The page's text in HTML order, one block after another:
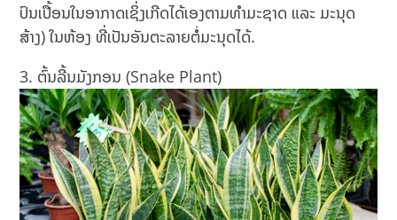
ປົນເປື້ອນໃນອາກາດເຊິ່ງເກີດໄດ້ເອງຕາມທຳມະຊາດ ແລະ ມະນຸດ
ສ້າງ) ໃນຫ້ອງ ທີ່ເປັນອັນຕະລາຍຕໍ່ມະນຸດໄດ້.
ຕົ້ນລີ້ນມັງກອນ (Snake Plant)